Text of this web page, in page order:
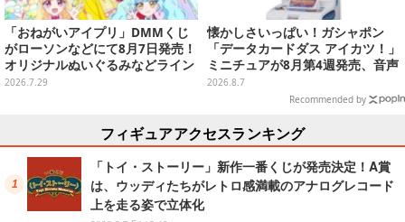
「おねがいアイプリ」DMMくじ
がローソンなどにて8月7日発売！
オリジナルぬいぐるみなどライン
ナップ、各等賞にスペシャルアイ
2026.7.29
懐かしさいっぱい！ガシャポン
「データカードダス アイカツ！」
ミニチュアが8月第4週発売、音声
が流れる特別仕様も当たる
2026.8.7
Recommended by
フィギュアアクセスランキング
「トイ・ストーリー」新作一番くじが発売決定！A賞
は、ウッディたちがレトロ感満載のアナログレコード
上を走る姿で立体化